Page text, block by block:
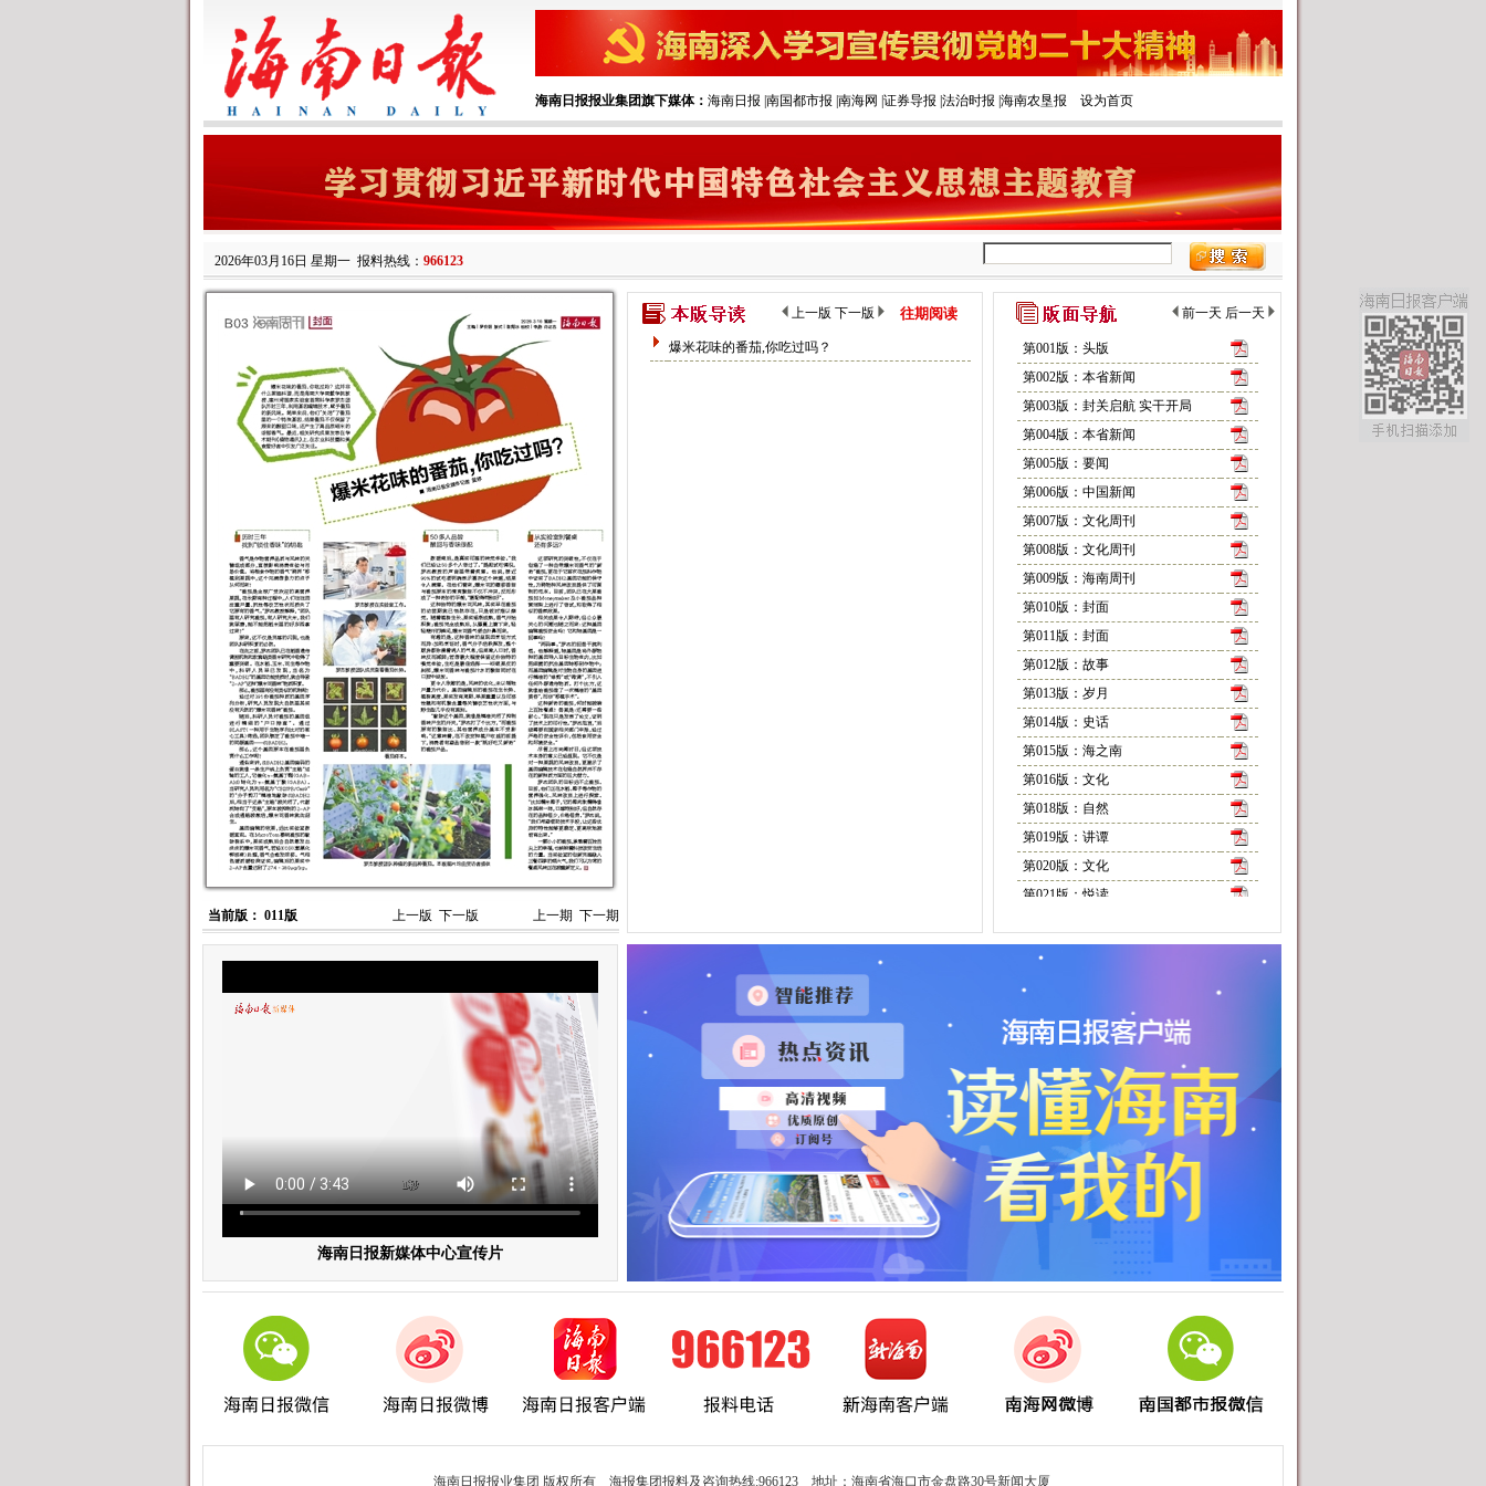
海南日报报业集团旗下媒体： 海南日报 南国都市报 南海网 证券导报 法治时报 海南农垦报 设为首页
2026年03月16日 星期一 报料热线： 966123
当前版： 011版 上一版 下一版 上一期 下一期
上一版 下一版 往期阅读
爆米花味的番茄,你吃过吗？
前一天 后一天
第001版：头版
第002版：本省新闻
第003版：封关启航 实干开局
第004版：本省新闻
第005版：要闻
第006版：中国新闻
第007版：文化周刊
第008版：文化周刊
第009版：海南周刊
第010版：封面
第011版：封面
第012版：故事
第013版：岁月
第014版：史话
第015版：海之南
第016版：文化
第018版：自然
第019版：讲谭
第020版：文化
第021版：悦读
第024版：物种